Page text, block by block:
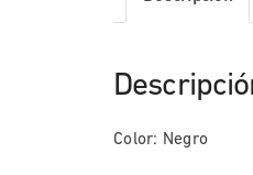
Color: Negro